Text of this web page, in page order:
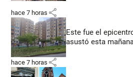
hace 7 horas share
Este fue el
asustó esta
hace 7 horas share